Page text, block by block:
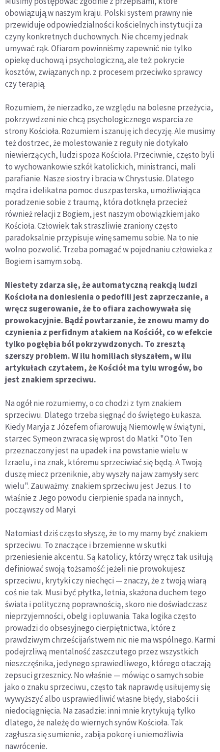
obowiązują w na­szym kraju. Polski system prawny nie
przewiduje odpowiedzia­lności kościelnych instytucji za
czyny konkretnych duchownych. Nie chcemy jednak
umywać rąk. Ofiarom powinniśmy zapewnić nie tylko
opiekę duchową i psychologiczną, ale też pokrycie
kosztów, związanych np. z procesem przeciwko sprawcy
czy terapią.
Rozumiem, że nierzadko, ze względu na bolesne przeżycia,
pokrzywdzeni nie chcą psychologicznego wsparcia ze
strony Kościoła. Rozumiem i szanuję ich decyzję. Ale musimy
też dostrzec, że molestowanie z reguły nie dotykało
niewierzących, ludzi spoza Kościoła. Przeciwnie, często byli
to wychowankowie szkół katolickich, ministranci, mali
parafianie. Nasze siostry i bracia w Chrystusie. Dlatego
mądra i delikatna pomoc duszpasterska, umożliwiająca
poradzenie sobie z traumą, która dotknęła przecież
również relacji z Bogiem, jest naszym obowiązkiem jako
Kościoła. Człowiek tak straszliwie zraniony często
paradoksalnie przypisuje winę samemu sobie. Na to nie
wolno pozwolić. Trzeba pomagać w pojednaniu człowieka z
Bogiem i samym sobą.
Niestety zdarza się, że automatyczną reakcją ludzi
Kościoła na doniesienia o pedofili jest zaprzeczanie, a
wręcz sugerowanie, że to ofiara zachowywała się
prowokacyjnie. Bądź powtarzanie, że znowu mamy do
czynienia z perfidnym atakiem na Kościół, co w efekcie
tylko pogłębia ból pokrzywdzonych. To zresztą
szerszy problem. W ilu homiliach słyszałem, w ilu
artykułach czytałem, że Kościół ma tylu wrogów, bo
jest znakiem sprzeciwu.
Na ogół nie rozumiemy, o co chodzi z tym znakiem
sprzeciwu. Dlatego trzeba sięgnąć do świętego Łukasza.
Kiedy Maryja z Józefem ofiarowują Niemowlę w świątyni,
starzec Symeon zwraca się wprost do Matki: "Oto Ten
przeznaczony jest na upadek i na powstanie wielu w
Izraelu, i na znak, któremu sprzeciwiać się będą. A Twoją
duszę miecz przeniknie, aby wyszły na jaw zamysły serc
wielu". Zauważmy: znakiem sprzeciwu jest Jezus. I to
właśnie z Jego powodu cierpienie spada na innych,
począwszy od Maryi.
Natomiast dziś często słyszę, że to my mamy być znakiem
sprzeciwu. To znaczące i brzemienne w skutki
przeniesienie akcentu. Są katolicy, którzy wręcz tak usiłują
definiować swoją tożsamość: jeżeli nie prowokujesz
sprzeciwu, krytyki czy niechęci — znaczy, że z twoją wiarą
coś nie tak. Musi być płytka, letnia, skażona duchem tego
świata i polityczną poprawnością, skoro nie doświadczasz
nieprzyjemności, obelg i opluwania. Taka logika często
prowadzi do obsesyjnego cierpiętnictwa, które z
prawdziwym chrześcijaństwem nic nie ma wspólnego. Karmi
podejrzliwą mentalność zaszczutego przez wszystkich
nieszczęśnika, jedynego sprawiedliwego, którego otaczają
zepsuci grzesznicy. No właśnie — mówiąc o samych sobie
jako o znaku sprzeciwu, często tak naprawdę usiłujemy się
wywyższyć albo usprawiedliwić własne błędy, słabości i
niedociągnięcia. Na zasadzie: inni mnie krytykują tylko
dlatego, że należę do wiernych synów Kościoła. Tak
zagłusza się sumienie, zabija pokorę i uniemożliwia
nawrócenie.